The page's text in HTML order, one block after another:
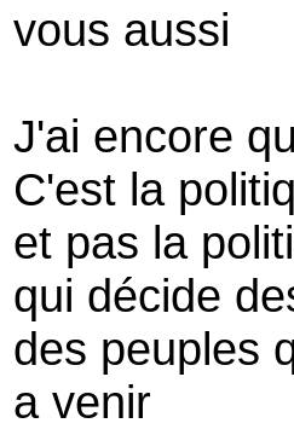
vous aussi
J'ai encore
C'est la
et pas la
qui décide
des peuples
a venir